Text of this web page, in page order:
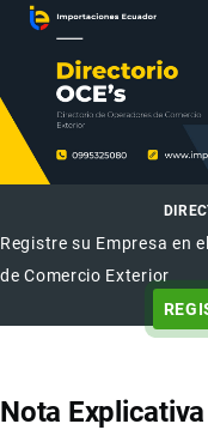
Registre su Empresa en
de Comercio Exterior
Nota Explicativa